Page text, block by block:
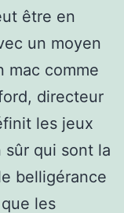
être en
un moyen
mac comme
directeur
les jeux
qui sont la
belligérance
les